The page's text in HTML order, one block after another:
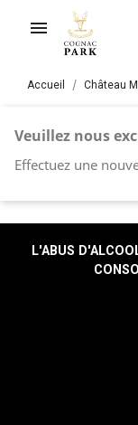

Accueil Château
Veuillez nous
Effectuez une
L'ABUS